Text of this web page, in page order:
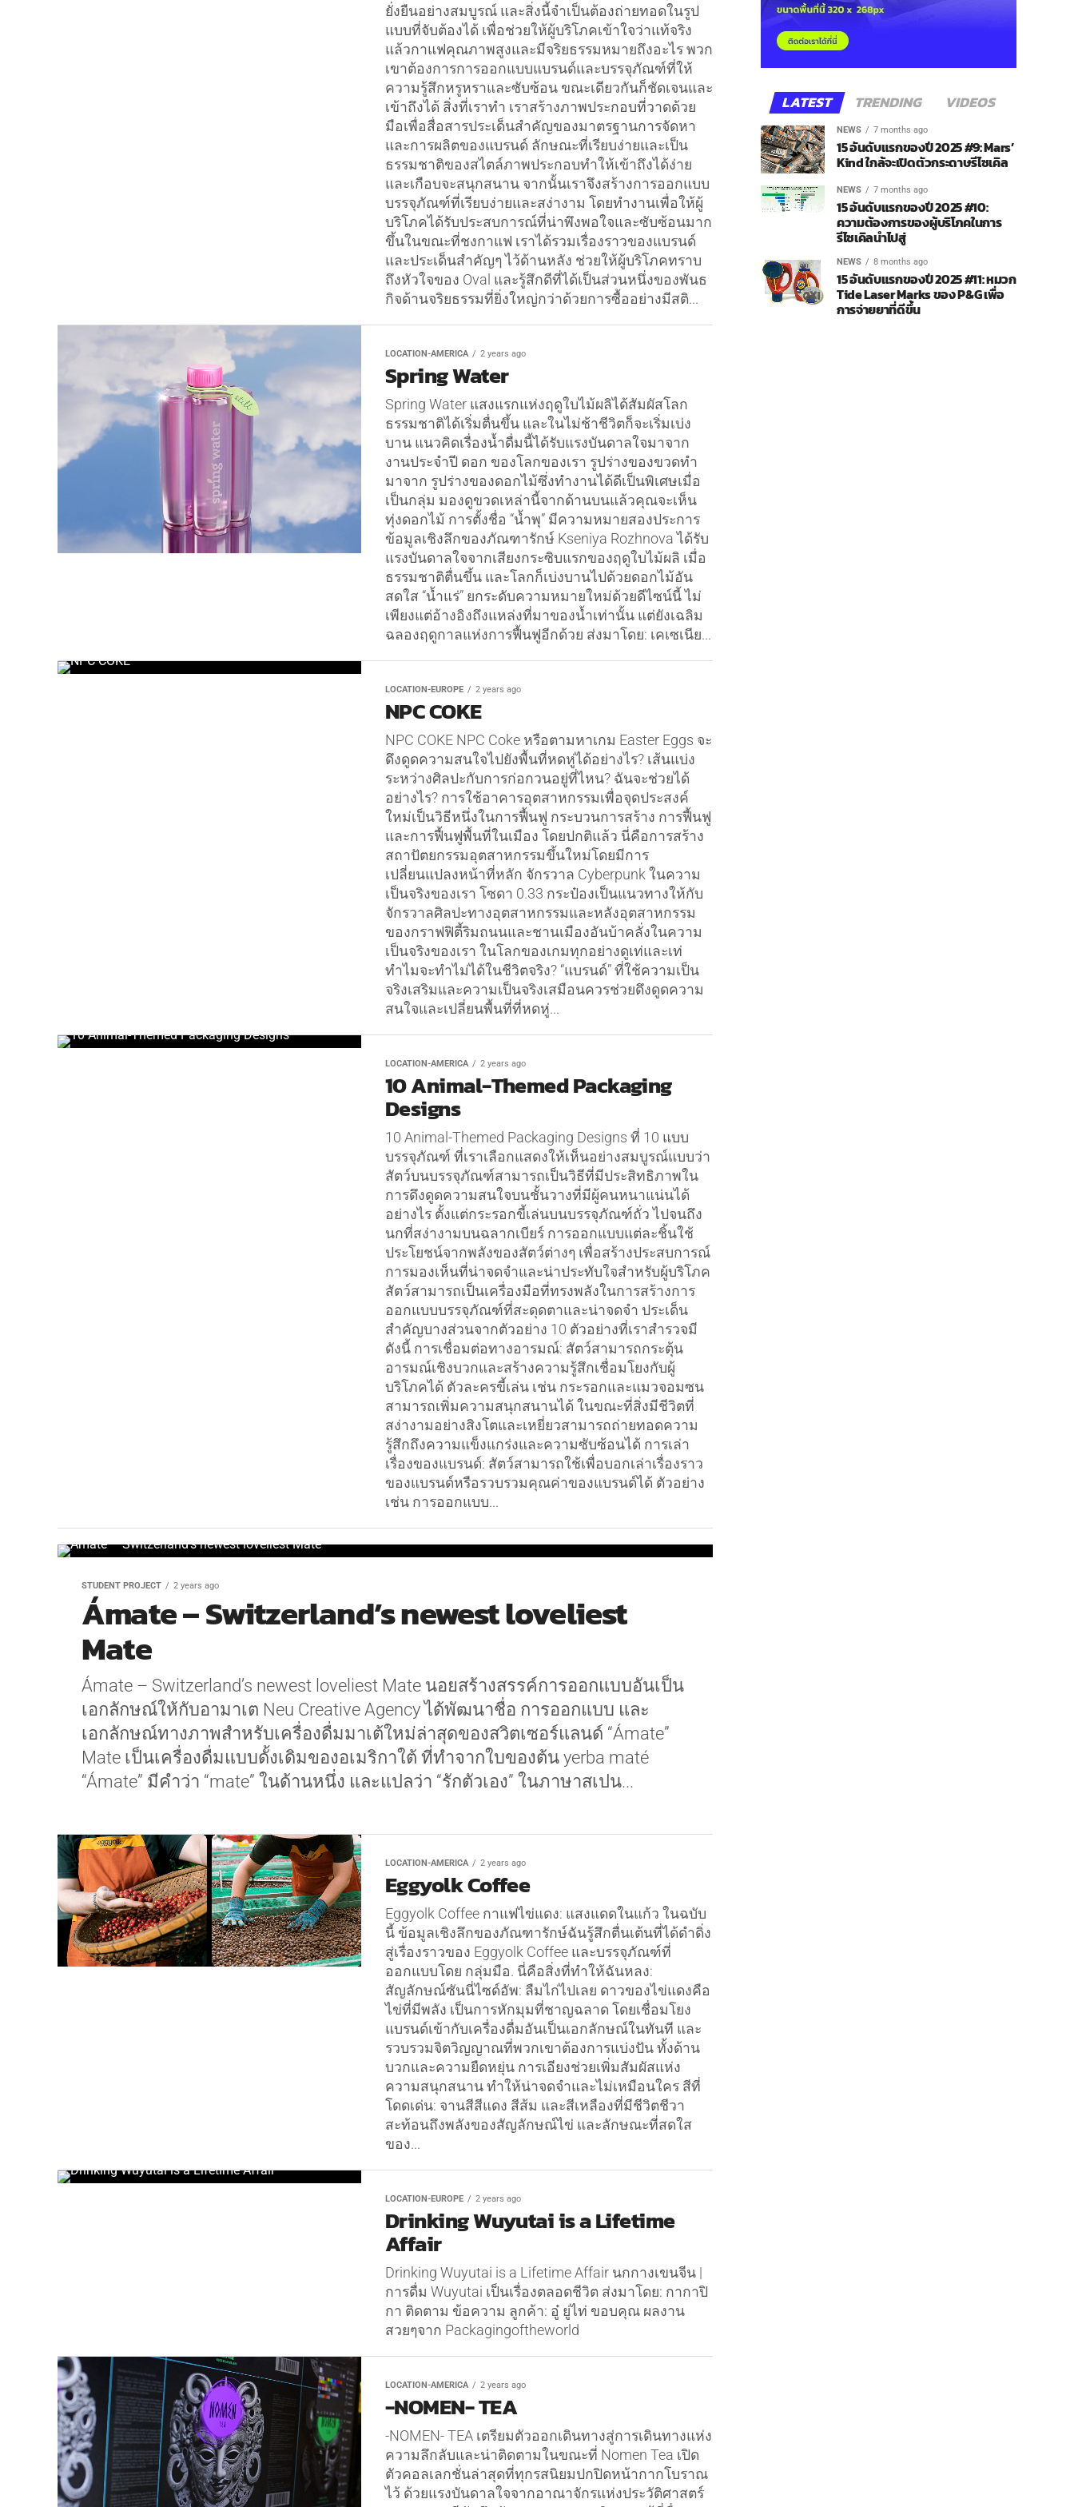
ยั่งยืนอย่างสมบูรณ์ และสิ่งนี้จำเป็นต้องถ่ายทอดในรูป
แบบที่จับต้องได้ เพื่อช่วยให้ผู้บริโภคเข้าใจว่าแท้จริง
แล้วกาแฟคุณภาพสูงและมีจริยธรรมหมายถึงอะไร พวก
เขาต้องการการออกแบบแบรนด์และบรรจุภัณฑ์ที่ให้
ความรู้สึกหรูหราและซับซ้อน ขณะเดียวกันก็ชัดเจนและ
เข้าถึงได้ สิ่งที่เราทำ เราสร้างภาพประกอบที่วาดด้วย
มือเพื่อสื่อสารประเด็นสำคัญของมาตรฐานการจัดหา
และการผลิตของแบรนด์ ลักษณะที่เรียบง่ายและเป็น
ธรรมชาติของสไตล์ภาพประกอบทำให้เข้าถึงได้ง่าย
และเกือบจะสนุกสนาน จากนั้นเราจึงสร้างการออกแบบ
บรรจุภัณฑ์ที่เรียบง่ายและสง่างาม โดยทำงานเพื่อให้ผู้
บริโภคได้รับประสบการณ์ที่น่าพึงพอใจและซับซ้อนมาก
ขึ้นในขณะที่ชงกาแฟ เราได้รวมเรื่องราวของแบรนด์
และประเด็นสำคัญๆ ไว้ด้านหลัง ช่วยให้ผู้บริโภคทราบ
ถึงหัวใจของ Oval และรู้สึกดีที่ได้เป็นส่วนหนึ่งของพันธ
กิจด้านจริยธรรมที่ยิ่งใหญ่กว่าด้วยการซื้ออย่างมีสติ...
LOCATION-AMERICA 2 years ago
Spring Water
Spring Water แสงแรกแห่งฤดูใบไม้ผลิได้สัมผัสโลก
ธรรมชาติได้เริ่มตื่นขึ้น และในไม่ช้าชีวิตก็จะเริ่มเบ่ง
บาน แนวคิดเรื่องน้ำดื่มนี้ได้รับแรงบันดาลใจมาจาก
งานประจำปี ดอก ของโลกของเรา รูปร่างของขวดทำ
มาจาก รูปร่างของดอกไม้ซึ่งทำงานได้ดีเป็นพิเศษเมื่อ
เป็นกลุ่ม มองดูขวดเหล่านี้จากด้านบนแล้วคุณจะเห็น
ทุ่งดอกไม้ การตั้งชื่อ “น้ำพุ” มีความหมายสองประการ
ข้อมูลเชิงลึกของภัณฑารักษ์ Kseniya Rozhnova ได้รับ
แรงบันดาลใจจากเสียงกระซิบแรกของฤดูใบไม้ผลิ เมื่อ
ธรรมชาติตื่นขึ้น และโลกก็เบ่งบานไปด้วยดอกไม้อัน
สดใส “น้ำแร่” ยกระดับความหมายใหม่ด้วยดีไซน์นี้ ไม่
เพียงแต่อ้างอิงถึงแหล่งที่มาของน้ำเท่านั้น แต่ยังเฉลิม
ฉลองฤดูกาลแห่งการฟื้นฟูอีกด้วย ส่งมาโดย: เคเซเนีย...
LOCATION-EUROPE 2 years ago
NPC COKE
NPC COKE NPC Coke หรือตามหาเกม Easter Eggs จะ
ดึงดูดความสนใจไปยังพื้นที่หดหู่ได้อย่างไร? เส้นแบ่ง
ระหว่างศิลปะกับการก่อกวนอยู่ที่ไหน? ฉันจะช่วยได้
อย่างไร? การใช้อาคารอุตสาหกรรมเพื่อจุดประสงค์
ใหม่เป็นวิธีหนึ่งในการฟื้นฟู กระบวนการสร้าง การฟื้นฟู
และการฟื้นฟูพื้นที่ในเมือง โดยปกติแล้ว นี่คือการสร้าง
สถาปัตยกรรมอุตสาหกรรมขึ้นใหม่โดยมีการ
เปลี่ยนแปลงหน้าที่หลัก จักรวาล Cyberpunk ในความ
เป็นจริงของเรา โซดา 0.33 กระป๋องเป็นแนวทางให้กับ
จักรวาลศิลปะทางอุตสาหกรรมและหลังอุตสาหกรรม
ของกราฟฟิตี้ริมถนนและชานเมืองอันบ้าคลั่งในความ
เป็นจริงของเรา ในโลกของเกมทุกอย่างดูเท่และเท่
ทำไมจะทำไม่ได้ในชีวิตจริง? “แบรนด์” ที่ใช้ความเป็น
จริงเสริมและความเป็นจริงเสมือนควรช่วยดึงดูดความ
สนใจและเปลี่ยนพื้นที่ที่หดหู่...
LOCATION-AMERICA 2 years ago
10 Animal-Themed Packaging
Designs
10 Animal-Themed Packaging Designs ที่ 10 แบบ
บรรจุภัณฑ์ ที่เราเลือกแสดงให้เห็นอย่างสมบูรณ์แบบว่า
สัตว์บนบรรจุภัณฑ์สามารถเป็นวิธีที่มีประสิทธิภาพใน
การดึงดูดความสนใจบนชั้นวางที่มีผู้คนหนาแน่นได้
อย่างไร ตั้งแต่กระรอกขี้เล่นบนบรรจุภัณฑ์ถั่ว ไปจนถึง
นกที่สง่างามบนฉลากเบียร์ การออกแบบแต่ละชิ้นใช้
ประโยชน์จากพลังของสัตว์ต่างๆ เพื่อสร้างประสบการณ์
การมองเห็นที่น่าจดจำและน่าประทับใจสำหรับผู้บริโภค
สัตว์สามารถเป็นเครื่องมือที่ทรงพลังในการสร้างการ
ออกแบบบรรจุภัณฑ์ที่สะดุดตาและน่าจดจำ ประเด็น
สำคัญบางส่วนจากตัวอย่าง 10 ตัวอย่างที่เราสำรวจมี
ดังนี้ การเชื่อมต่อทางอารมณ์: สัตว์สามารถกระตุ้น
อารมณ์เชิงบวกและสร้างความรู้สึกเชื่อมโยงกับผู้
บริโภคได้ ตัวละครขี้เล่น เช่น กระรอกและแมวจอมซน
สามารถเพิ่มความสนุกสนานได้ ในขณะที่สิ่งมีชีวิตที่
สง่างามอย่างสิงโตและเหยี่ยวสามารถถ่ายทอดความ
รู้สึกถึงความแข็งแกร่งและความซับซ้อนได้ การเล่า
เรื่องของแบรนด์: สัตว์สามารถใช้เพื่อบอกเล่าเรื่องราว
ของแบรนด์หรือรวบรวมคุณค่าของแบรนด์ได้ ตัวอย่าง
เช่น การออกแบบ...
STUDENT PROJECT 2 years ago
Ámate – Switzerland’s newest loveliest
Mate
Ámate – Switzerland’s newest loveliest Mate นอยสร้างสรรค์การออกแบบอันเป็น
เอกลักษณ์ให้กับอามาเต Neu Creative Agency ได้พัฒนาชื่อ การออกแบบ และ
เอกลักษณ์ทางภาพสำหรับเครื่องดื่มมาเต้ใหม่ล่าสุดของสวิตเซอร์แลนด์ “Ámate”
Mate เป็นเครื่องดื่มแบบดั้งเดิมของอเมริกาใต้ ที่ทำจากใบของต้น yerba maté
“Ámate” มีคำว่า “mate” ในด้านหนึ่ง และแปลว่า “รักตัวเอง” ในภาษาสเปน...
LOCATION-AMERICA 2 years ago
Eggyolk Coffee
Eggyolk Coffee กาแฟไข่แดง: แสงแดดในแก้ว ในฉบับ
นี้ ข้อมูลเชิงลึกของภัณฑารักษ์ฉันรู้สึกตื่นเต้นที่ได้ดำดิ่ง
สู่เรื่องราวของ Eggyolk Coffee และบรรจุภัณฑ์ที่
ออกแบบโดย กลุ่มมือ. นี่คือสิ่งที่ทำให้ฉันหลง:
สัญลักษณ์ซันนี่ไซด์อัพ: ลืมไก่ไปเลย ดาวของไข่แดงคือ
ไข่ที่มีพลัง เป็นการหักมุมที่ชาญฉลาด โดยเชื่อมโยง
แบรนด์เข้ากับเครื่องดื่มอันเป็นเอกลักษณ์ในทันที และ
รวบรวมจิตวิญญาณที่พวกเขาต้องการแบ่งปัน ทั้งด้าน
บวกและความยืดหยุ่น การเอียงช่วยเพิ่มสัมผัสแห่ง
ความสนุกสนาน ทำให้น่าจดจำและไม่เหมือนใคร สีที่
โดดเด่น: จานสีสีแดง สีส้ม และสีเหลืองที่มีชีวิตชีวา
สะท้อนถึงพลังของสัญลักษณ์ไข่ และลักษณะที่สดใส
ของ...
LOCATION-EUROPE 2 years ago
Drinking Wuyutai is a Lifetime
Affair
Drinking Wuyutai is a Lifetime Affair นกกางเขนจีน |
การดื่ม Wuyutai เป็นเรื่องตลอดชีวิต ส่งมาโดย: กากาปิ
กา ติดตาม ข้อความ ลูกค้า: อู๋ ยู่ไท่ ขอบคุณ ผลงาน
สวยๆจาก Packagingoftheworld
LOCATION-AMERICA 2 years ago
-NOMEN- TEA
-NOMEN- TEA เตรียมตัวออกเดินทางสู่การเดินทางแห่ง
ความลึกลับและน่าติดตามในขณะที่ Nomen Tea เปิด
ตัวคอลเลกชั่นล่าสุดที่ทุกรสนิยมปกปิดหน้ากากโบราณ
ไว้ ด้วยแรงบันดาลใจจากอาณาจักรแห่งประวัติศาสตร์
LATEST TRENDING VIDEOS
NEWS 7 months ago
15 อันดับแรกของปี 2025 #9: Mars’
Kind ใกล้จะเปิดตัวกระดาษรีไซเคิล
NEWS 7 months ago
15 อันดับแรกของปี 2025 #10:
ความต้องการของผู้บริโภคในการ
รีไซเคิลนำไปสู่
NEWS 8 months ago
15 อันดับแรกของปี 2025 #11: หมวก
Tide Laser Marks ของ P&G เพื่อ
การจ่ายยาที่ดีขึ้น